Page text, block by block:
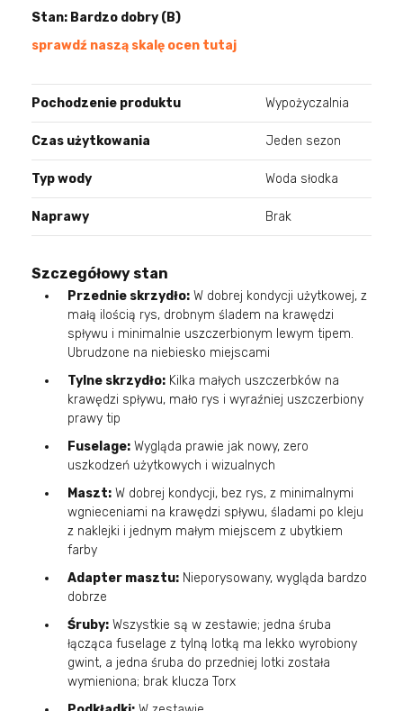
Stan: Bardzo dobry (B)
sprawdź naszą skalę ocen tutaj
Pochodzenie produktu Wypożyczalnia
Czas użytkowania Jeden sezon
Typ wody Woda słodka
Naprawy Brak
Szczegółowy stan
Przednie skrzydło: W dobrej kondycji użytkowej, z
małą ilością rys, drobnym śladem na krawędzi
spływu i minimalnie uszczerbionym lewym tipem.
Ubrudzone na niebiesko miejscami
Tylne skrzydło: Kilka małych uszczerbków na
krawędzi spływu, mało rys i wyraźniej uszczerbiony
prawy tip
Fuselage: Wygląda prawie jak nowy, zero
uszkodzeń użytkowych i wizualnych
Maszt: W dobrej kondycji, bez rys, z minimalnymi
wgnieceniami na krawędzi spływu, śladami po kleju
z naklejki i jednym małym miejscem z ubytkiem
farby
Adapter masztu: Nieporysowany, wygląda bardzo
dobrze
Śruby: Wszystkie są w zestawie; jedna śruba
łącząca fuselage z tylną lotką ma lekko wyrobiony
gwint, a jedna śruba do przedniej lotki została
wymieniona; brak klucza Torx